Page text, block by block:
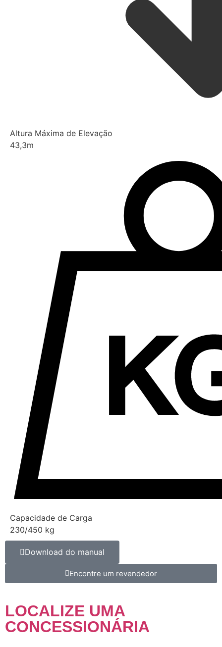
Altura Máxima de Elevação
43,3m
Capacidade de Carga
230/450 kg
Download do manual
Encontre um revendedor
LOCALIZE UMA
CONCESSIONÁRIA